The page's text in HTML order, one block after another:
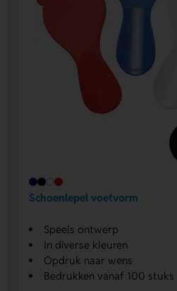
Schoenlepel voetvorm
Speels ontwerp
In diverse kleuren
Opdruk naar wens
Bedrukken vanaf 100 stuks